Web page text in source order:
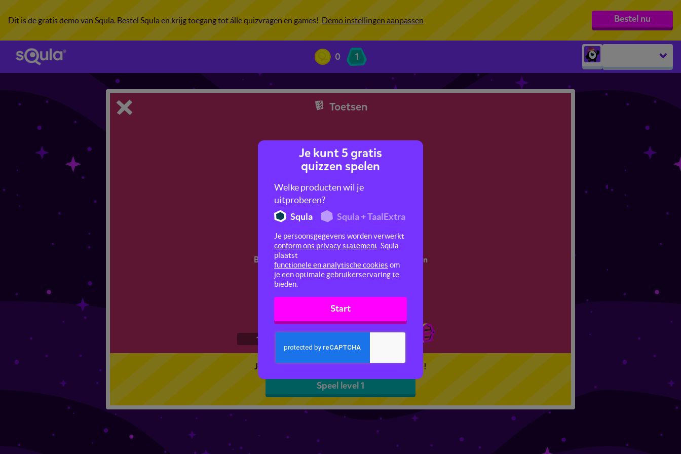
Dit is de gratis demo van Squla. Bestel Squla en krijg toegang tot álle quizvragen en games! Demo instellingen aanpassen Bestel nu
0 1
groep 1
groep 4
groep 5
Toetsen
Bereid je voor op de LVS-toetsen spelling. Oefen
met de spelling en werkwoordspelling van
verschillende woorden.
1
Je kunt 5 gratis quizzen spelen. Speel de eerste!
Speel level 1
Je kunt 5 gratis
quizzen spelen
Welke producten wil je
uitproberen?
Squla
Squla + TaalExtra
Je persoonsgegevens worden verwerkt
conform ons privacy statement . Squla
plaatst
functionele en analytische cookies om
je een optimale gebruikerservaring te
bieden.
Start